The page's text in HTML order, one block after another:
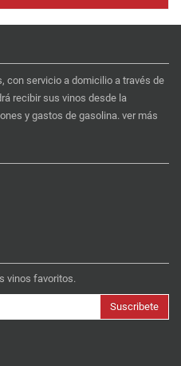
con servicio a domicilio a través de
recibir sus vinos desde la
y gastos de gasolina. ver más
vinos favoritos.
Suscribete